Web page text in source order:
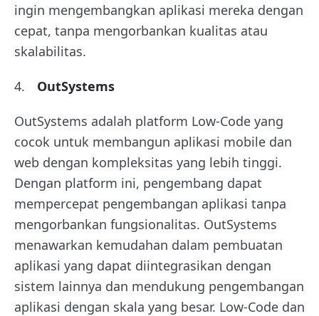
ingin mengembangkan aplikasi mereka dengan
cepat, tanpa mengorbankan kualitas atau
skalabilitas.
OutSystems
OutSystems adalah platform Low-Code yang
cocok untuk membangun aplikasi mobile dan
web dengan kompleksitas yang lebih tinggi.
Dengan platform ini, pengembang dapat
mempercepat pengembangan aplikasi tanpa
mengorbankan fungsionalitas. OutSystems
menawarkan kemudahan dalam pembuatan
aplikasi yang dapat diintegrasikan dengan
sistem lainnya dan mendukung pengembangan
aplikasi dengan skala yang besar. Low-Code dan